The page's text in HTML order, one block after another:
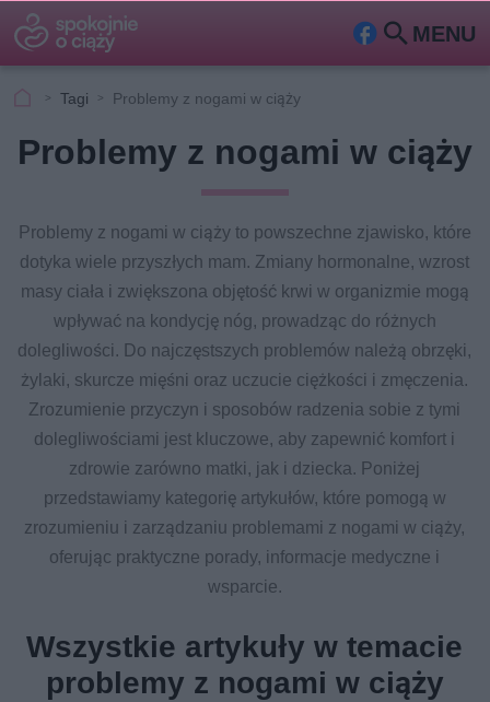
MENU
Fa Szu
Tagi Problemy z nogami w ciąży
Problemy z nogami w ciąży
Problemy z nogami w ciąży to powszechne zjawisko, które
dotyka wiele przyszłych mam. Zmiany hormonalne, wzrost
masy ciała i zwiększona objętość krwi w organizmie mogą
wpływać na kondycję nóg, prowadząc do różnych
dolegliwości. Do najczęstszych problemów należą obrzęki,
żylaki, skurcze mięśni oraz uczucie ciężkości i zmęczenia.
Zrozumienie przyczyn i sposobów radzenia sobie z tymi
dolegliwościami jest kluczowe, aby zapewnić komfort i
zdrowie zarówno matki, jak i dziecka. Poniżej
przedstawiamy kategorię artykułów, które pomogą w
zrozumieniu i zarządzaniu problemami z nogami w ciąży,
oferując praktyczne porady, informacje medyczne i
wsparcie.
Wszystkie artykuły w temacie
problemy z nogami w ciąży